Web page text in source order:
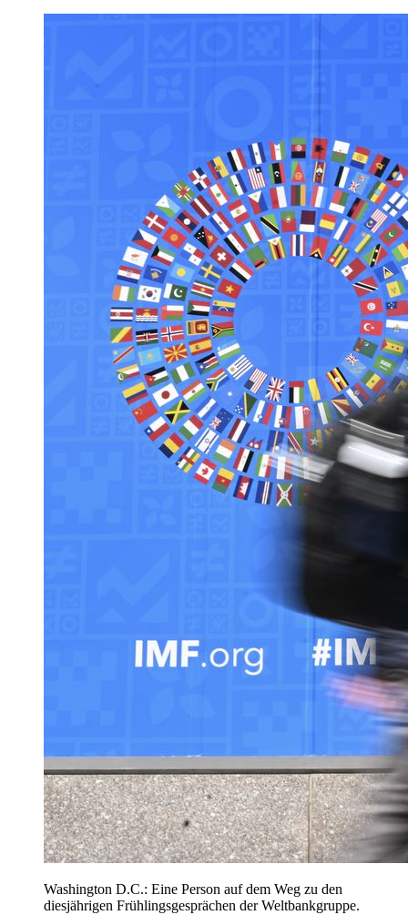
Washington D.C.: Eine Person auf dem Weg zu den
diesjährigen Frühlingsgesprächen der Weltbankgruppe.